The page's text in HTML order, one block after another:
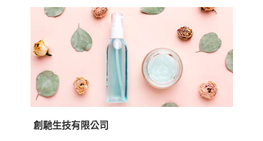
創馳生技有限公司